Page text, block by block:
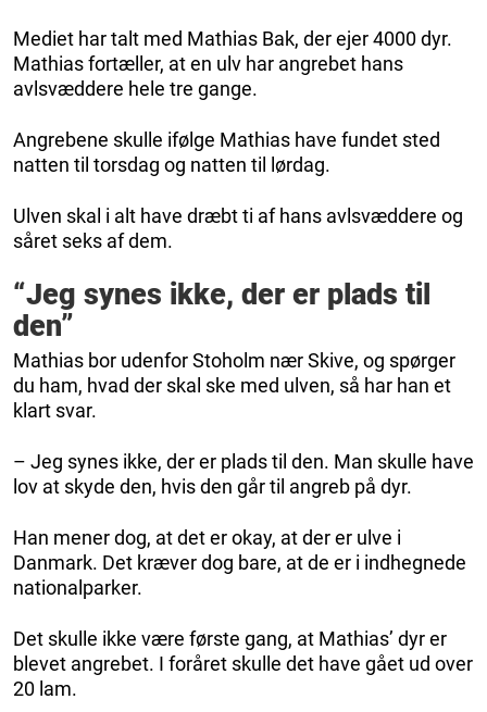
Mediet har talt med Mathias Bak, der ejer 4000 dyr.
Mathias fortæller, at en ulv har angrebet hans
avlsvæddere hele tre gange.
Angrebene skulle ifølge Mathias have fundet sted
natten til torsdag og natten til lørdag.
Ulven skal i alt have dræbt ti af hans avlsvæddere og
såret seks af dem.
“Jeg synes ikke, der er plads til
den”
Mathias bor udenfor Stoholm nær Skive, og spørger
du ham, hvad der skal ske med ulven, så har han et
klart svar.
– Jeg synes ikke, der er plads til den. Man skulle have
lov at skyde den, hvis den går til angreb på dyr.
Han mener dog, at det er okay, at der er ulve i
Danmark. Det kræver dog bare, at de er i indhegnede
nationalparker.
Det skulle ikke være første gang, at Mathias’ dyr er
blevet angrebet. I foråret skulle det have gået ud over
20 lam.